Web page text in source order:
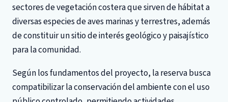
sectores de vegetación costera que sirven de hábitat a
diversas especies de aves marinas y terrestres, además
de constituir un sitio de interés geológico y paisajístico
para la comunidad.
Según los fundamentos del proyecto, la reserva busca
compatibilizar la conservación del ambiente con el uso